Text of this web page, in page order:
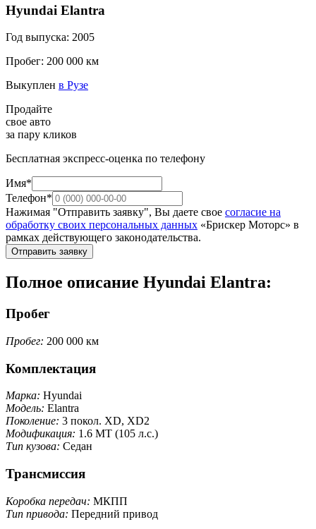
Hyundai Elantra
Год выпуска: 2005
Пробег: 200 000 км
Выкуплен в Рузе
Продайте
свое авто
за пару кликов
Бесплатная экспресс-оценка по телефону
Имя*
Телефон*
Нажимая "Отправить заявку", Вы даете свое согласие на
обработку своих персональных данных «Брискер Моторс» в
рамках действующего законодательства.
Отправить заявку
Полное описание Hyundai Elantra:
Пробег
Пробег: 200 000 км
Комплектация
Марка: Hyundai
Модель: Elantra
Поколение: 3 покол. XD, XD2
Модификация: 1.6 MT (105 л.с.)
Тип кузова: Седан
Трансмиссия
Коробка передач: МКПП
Тип привода: Передний привод